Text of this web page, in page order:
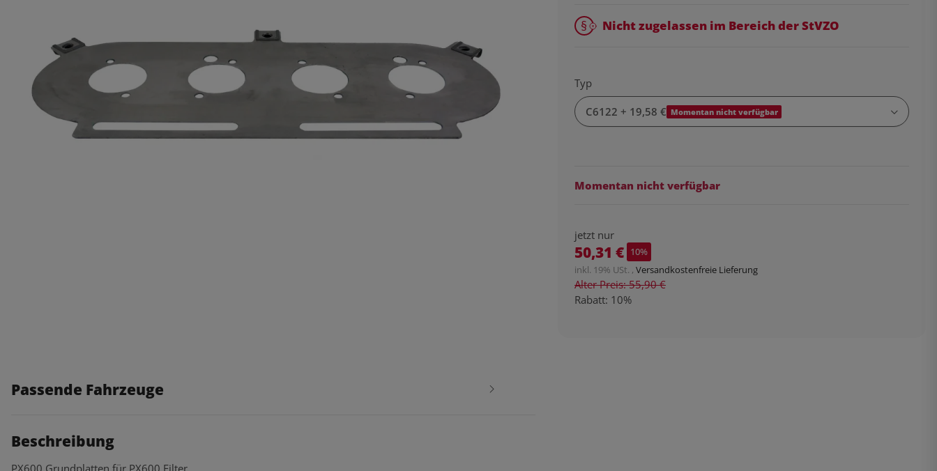
Nicht zugelassen im Bereich der StVZO
Typ
C6122 + 19,58 € Momentan nicht verfügbar
Momentan nicht verfügbar
jetzt nur
50,31 € 10%
inkl. 19% USt. , Versandkostenfreie Lieferung
Alter Preis: 55,90 €
Rabatt: 10%
Passende Fahrzeuge
Beschreibung
PX600 Grundplatten für PX600 Filter